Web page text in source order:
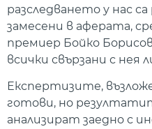
разследването у нас
замесени в аферата,
премиер Бойко
всички свързани с нея
Експертизите,
готови, но
анализират заедно с